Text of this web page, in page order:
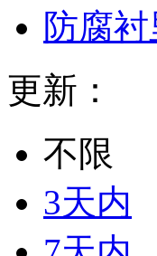
防腐衬
更新：
不限
3天内